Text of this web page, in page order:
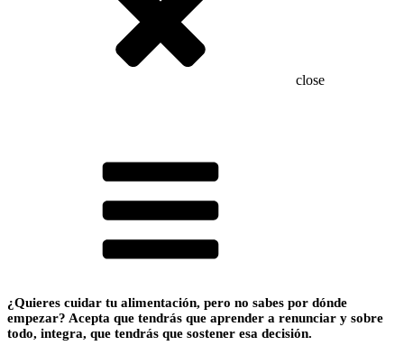
close
¿Quieres cuidar tu alimentación, pero no sabes por dónde
empezar? Acepta que tendrás que aprender a renunciar y sobre
todo, integra, que tendrás que sostener esa decisión.